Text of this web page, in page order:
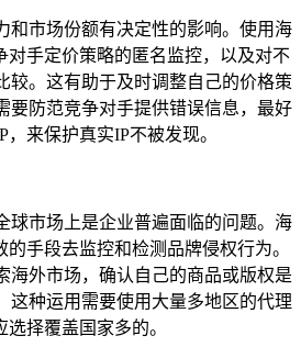
和市场份额有决定性的影响。使用海
对手定价策略的匿名监控，以及对不
较。这有助于及时调整自己的价格策
要防范竞争对手提供错误信息，最好
来保护真实IP不被发现。
球市场上是企业普遍面临的问题。海
手段去监控和检测品牌侵权行为。
海外市场，确认自己的商品或版权是
这种运用需要使用大量多地区的代理
择覆盖国家多的。